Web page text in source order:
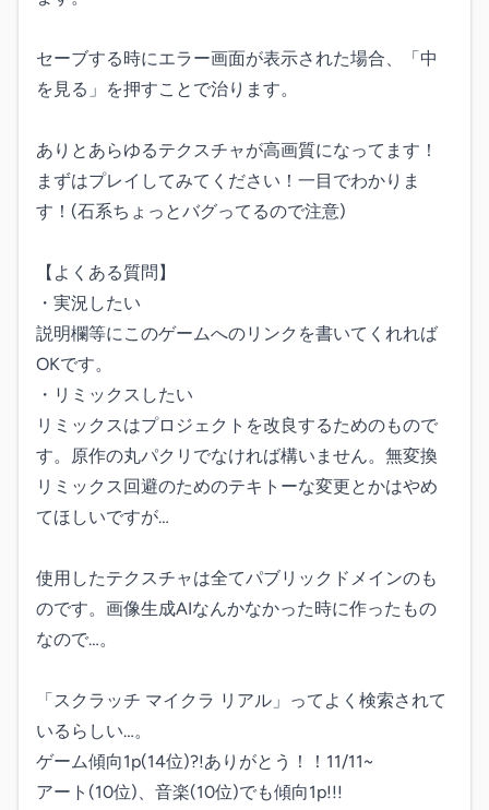
セーブする時にエラー画面が表示された場合、「中
を見る」を押すことで治ります。
ありとあらゆるテクスチャが高画質になってます！
まずはプレイしてみてください！一目でわかりま
す！(石系ちょっとバグってるので注意)
【よくある質問】
・実況したい
説明欄等にこのゲームへのリンクを書いてくれれば
OKです。
・リミックスしたい
リミックスはプロジェクトを改良するためのもので
す。原作の丸パクリでなければ構いません。無変換
リミックス回避のためのテキトーな変更とかはやめ
てほしいですが…
使用したテクスチャは全てパブリックドメインのも
のです。画像生成AIなんかなかった時に作ったもの
なので…。
「スクラッチ マイクラ リアル」ってよく検索されて
いるらしい…。
ゲーム傾向1p(14位)?!ありがとう！！11/11~
アート(10位)、音楽(10位)でも傾向1p!!!